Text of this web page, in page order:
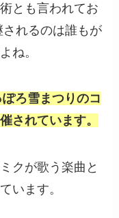
とも言われてお
れるのは誰もが
ね。
ろ雪まつりのコ
されています。
クが歌う楽曲と
います。